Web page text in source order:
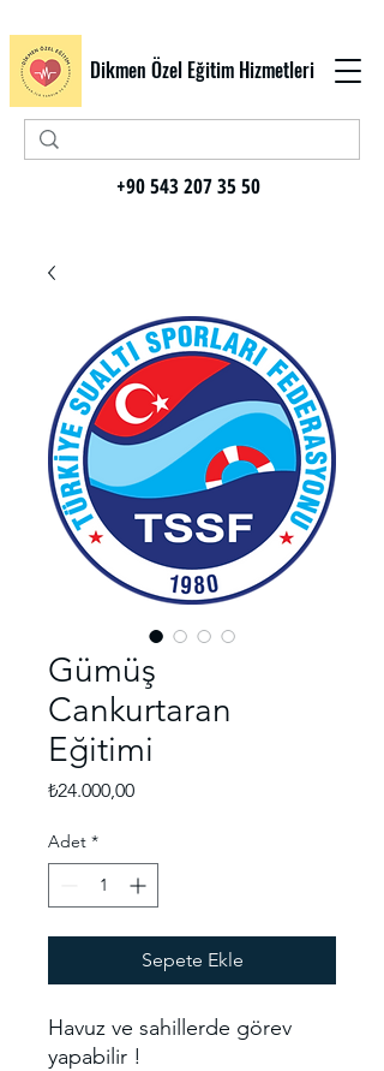
Dikmen Özel Eğitim Hizmetleri
+90 543 207 35 50
Gümüş
Cankurtaran
Eğitimi
₺24.000,00Fiyat
Adet *
Sepete Ekle
Havuz ve sahillerde görev
yapabilir !